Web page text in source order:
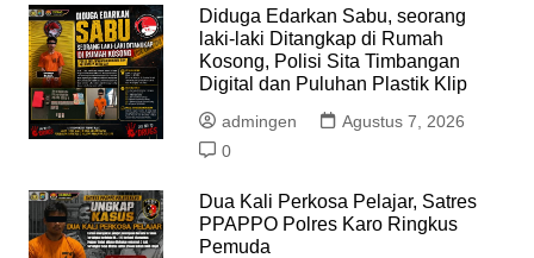
Diduga Edarkan Sabu, seorang
laki-laki Ditangkap di Rumah
Kosong, Polisi Sita Timbangan
Digital dan Puluhan Plastik Klip
admingen
Agustus 7, 2026
0
Dua Kali Perkosa Pelajar, Satres
PPAPPO Polres Karo Ringkus
Pemuda